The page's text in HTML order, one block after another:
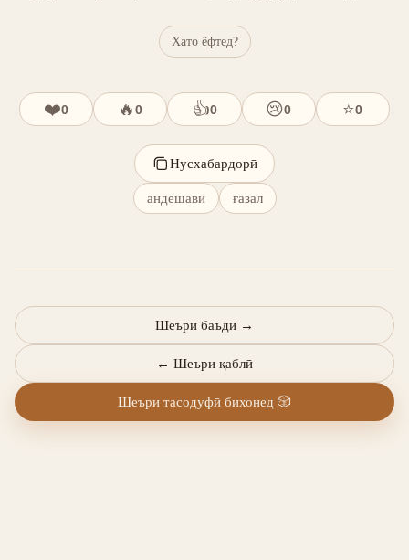
Хато ёфтед?
❤️0 🔥0 👍0 😢0 ⭐0
Нусхабардорӣ
андешавӣ ғазал
← Шеъри қаблӣ
Шеъри баъдӣ →
Шеъри тасодуфӣ бихонед 🎲